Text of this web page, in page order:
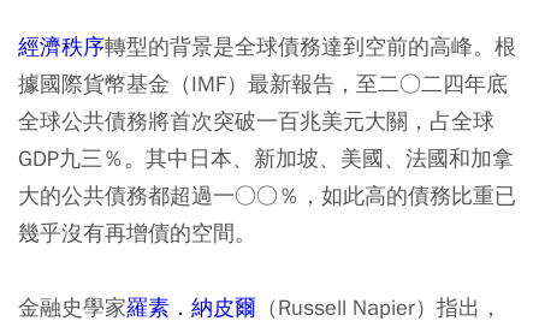
經濟秩序轉型的背景是全球債務達到空前的高峰。根
據國際貨幣基金（IMF）最新報告，至二○二四年底
全球公共債務將首次突破一百兆美元大關，占全球
GDP九三％。其中日本、新加坡、美國、法國和加拿
大的公共債務都超過一○○％，如此高的債務比重已
幾乎沒有再增債的空間。
金融史學家羅素．納皮爾 （Russell Napier）指出，